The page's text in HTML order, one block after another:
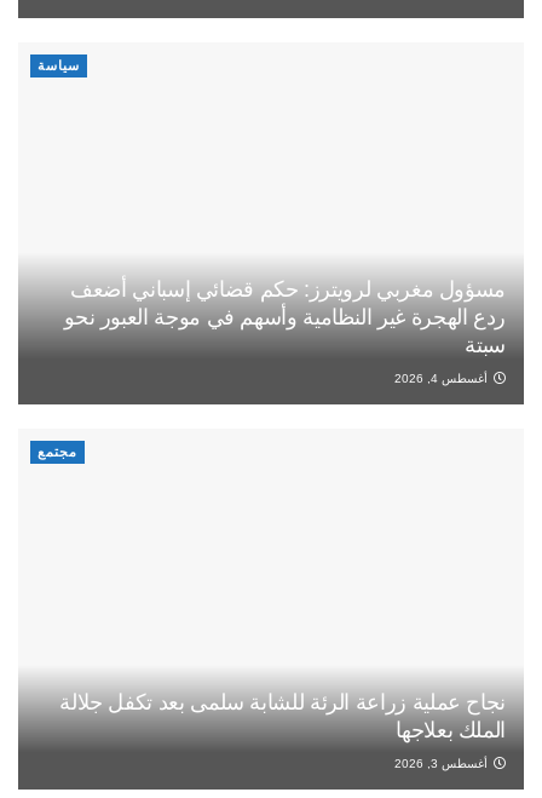
سياسة
مسؤول مغربي لرويترز: حكم قضائي إسباني أضعف
ردع الهجرة غير النظامية وأسهم في موجة العبور نحو
سبتة
أغسطس 4, 2026
مجتمع
نجاح عملية زراعة الرئة للشابة سلمى بعد تكفل جلالة
الملك بعلاجها
أغسطس 3, 2026